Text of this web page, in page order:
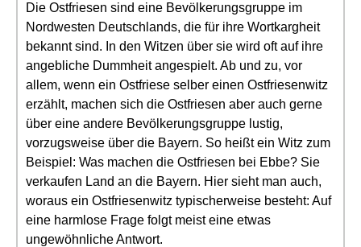
Die Ostfriesen sind eine Bevölkerungsgruppe im
Nordwesten Deutschlands, die für ihre Wortkargheit
bekannt sind. In den Witzen über sie wird oft auf ihre
angebliche Dummheit angespielt. Ab und zu, vor
allem, wenn ein Ostfriese selber einen Ostfriesenwitz
erzählt, machen sich die Ostfriesen aber auch gerne
über eine andere Bevölkerungsgruppe lustig,
vorzugsweise über die Bayern. So heißt ein Witz zum
Beispiel: Was machen die Ostfriesen bei Ebbe? Sie
verkaufen Land an die Bayern. Hier sieht man auch,
woraus ein Ostfriesenwitz typischerweise besteht: Auf
eine harmlose Frage folgt meist eine etwas
ungewöhnliche Antwort.